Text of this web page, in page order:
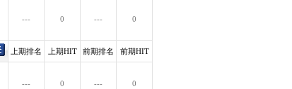
--- 0 --- 0
上期排名 上期HIT 前期排名 前期HIT
--- 0 --- 0